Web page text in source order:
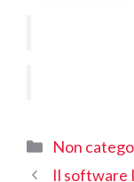
Categorie
Non
Il software